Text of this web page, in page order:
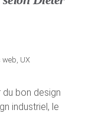
web, UX
bon design
industriel, le